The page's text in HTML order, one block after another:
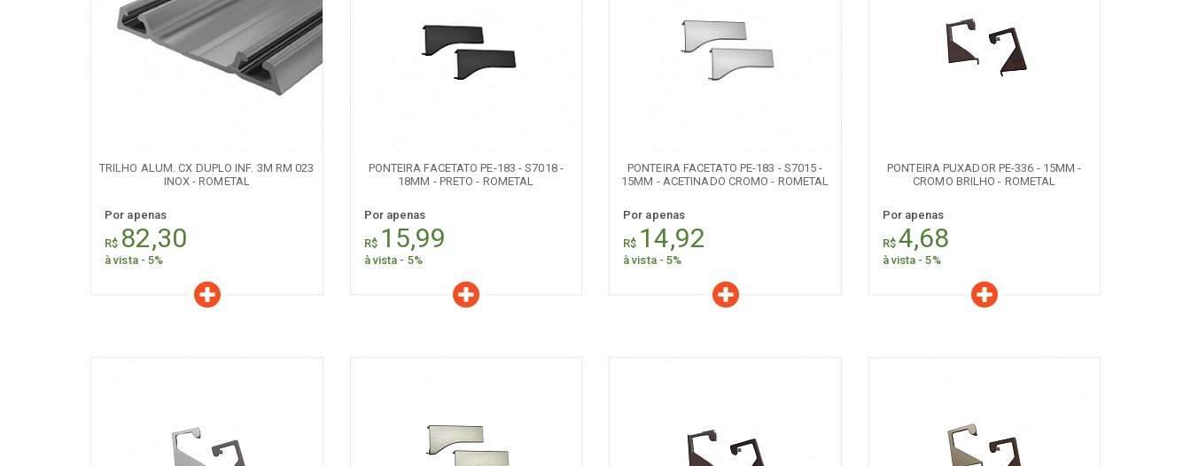
TRILHO ALUM. CX DUPLO INF. 3M RM 023
INOX - ROMETAL
Por apenas
R$ 82,30
à vista - 5%
Características
PONTEIRA FACETATO PE-183 - S7018 -
18MM - PRETO - ROMETAL
Por apenas
R$ 15,99
à vista - 5%
Características
PONTEIRA FACETATO PE-183 - S7015 -
15MM - ACETINADO CROMO - ROMETAL
Por apenas
R$ 14,92
à vista - 5%
Características
PONTEIRA PUXADOR PE-336 - 15MM -
CROMO BRILHO - ROMETAL
Por apenas
R$ 4,68
à vista - 5%
Características
Características Características Características Características